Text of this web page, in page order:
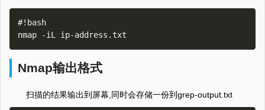
#!bash
Nmap输出格式
扫描的结果输出到屏幕,同时会存储一份到grep-output.txt